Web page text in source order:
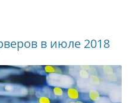
ь
в июле 2018